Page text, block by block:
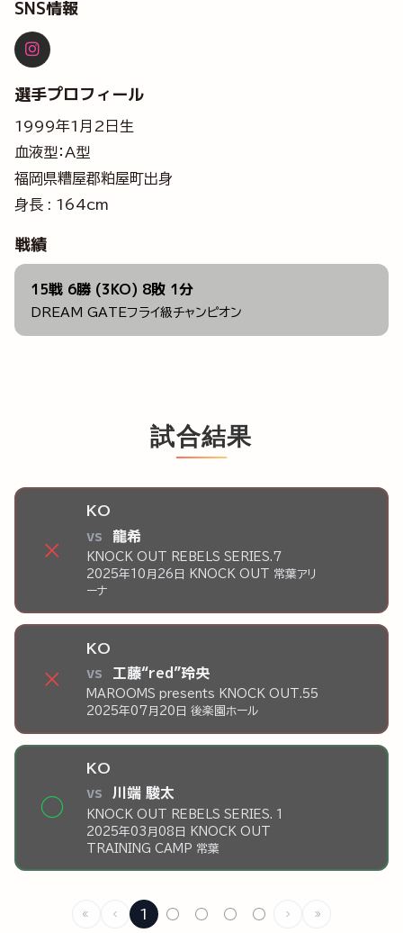
SNS情報
選手プロフィール
1999年1月2日生
血液型：A型
福岡県糟屋郡粕屋町出身
身長 : 164cm
戦績
15戦 6勝 (3KO) 8敗 1分
DREAM GATEフライ級チャンピオン
試合結果
×
KO
vs 龍希
KNOCK OUT REBELS SERIES.7
2025年10月26日 KNOCK OUT 常葉アリ
ーナ
×
KO
vs 工藤“red”玲央
MAROOMS presents KNOCK OUT.55
2025年07月20日 後楽園ホール
◯
KO
vs 川端 駿太
KNOCK OUT REBELS SERIES. 1
2025年03月08日 KNOCK OUT
TRAINING CAMP 常葉
1 ○ ○ ○ ○